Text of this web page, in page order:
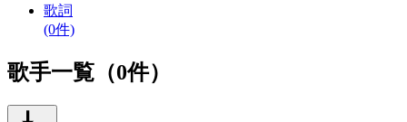
歌詞
(0件)
歌手一覧（0件）